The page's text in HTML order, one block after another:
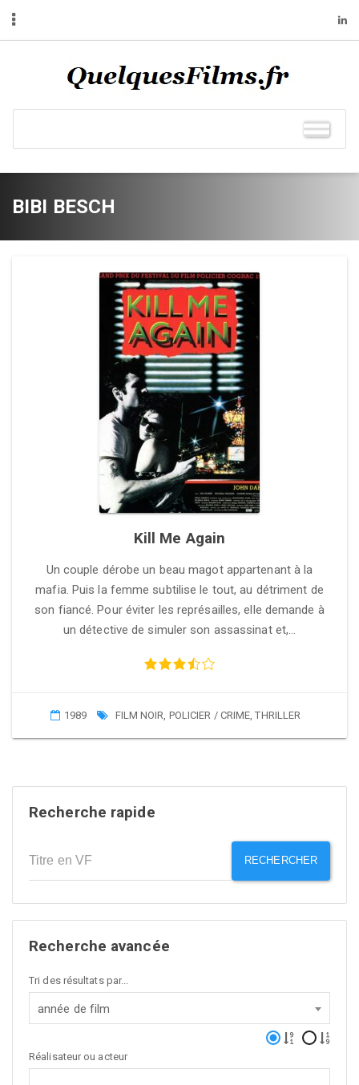
BIBI BESCH
Kill Me Again
Un couple dérobe un beau magot appartenant à la
mafia. Puis la femme subtilise le tout, au détriment de
son fiancé. Pour éviter les représailles, elle demande à
un détective de simuler son assassinat et,…
1989 FILM NOIR, POLICIER / CRIME,THRILLER
Recherche rapide
RECHERCHER
Recherche avancée
Tri des résultats par...
année de film
Réalisateur ou acteur